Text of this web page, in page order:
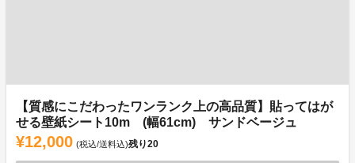
【質感にこだわったワンランク上の高品質】貼ってはが
せる壁紙シート10m (幅61cm) サンドベージュ
¥12,000 (税込/送料込)残り20